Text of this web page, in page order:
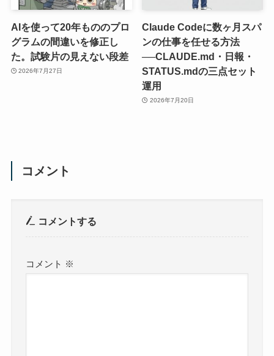
AIを使って20年もののプロ
グラムの間違いを修正し
た。試験片の見えない段差
2026年7月27日
Claude Codeに数ヶ月スパ
ンの仕事を任せる方法
──CLAUDE.md・日報・
STATUS.mdの三点セット
運用
2026年7月20日
コメント
コメントする
コメント ※